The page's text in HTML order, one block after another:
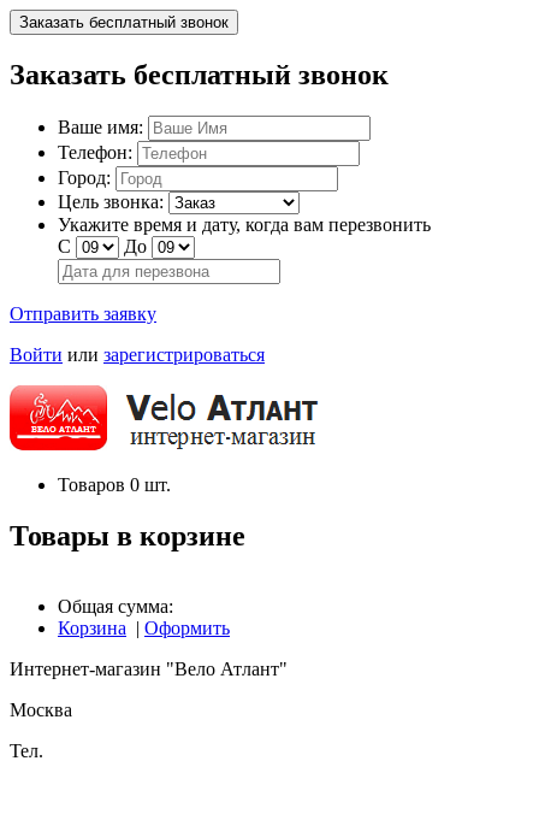
Заказать бесплатный звонок
Заказать бесплатный звонок
Ваше имя:
Телефон:
Город:
Цель звонка:
Укажите время и дату, когда вам перезвонить
С
До
Отправить заявку
Войти или зарегистрироваться
Товаров 0 шт.
Товары в корзине
Общая сумма:
Корзина | Оформить
Интернет-магазин "Вело Атлант"
Москва
Тел.